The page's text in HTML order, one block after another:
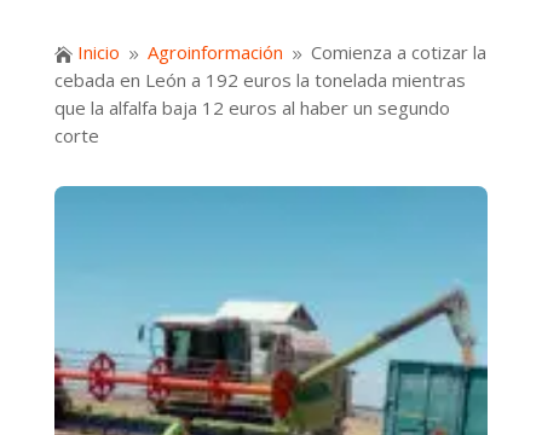
 Inicio 9 Agroinformación 9 Comienza a cotizar la
cebada en León a 192 euros la tonelada mientras
que la alfalfa baja 12 euros al haber un segundo
corte